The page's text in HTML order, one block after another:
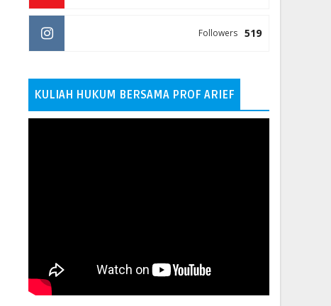
519
Followers
KULIAH HUKUM BERSAMA PROF ARIEF